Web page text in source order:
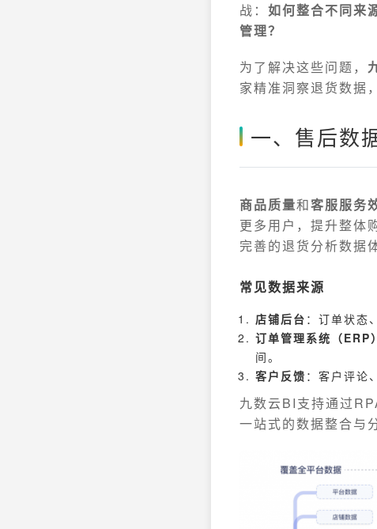
战： 如何整合不同来
管理？
为了解决这些问题，
家精准洞察退货数据
一、售后数
商品质量和客服服务
更多用户，提升整体
完善的退货分析数据
常见数据来源
店铺后台 ：订单状态
订单管理系统（ERP）
间。
客户反馈 ：客户评论
九数云BI支持通过
一站式的数据整合与